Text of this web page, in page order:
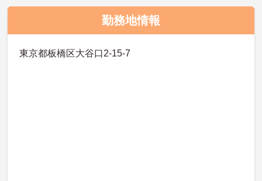
勤務地情報
東京都板橋区大谷口2-15-7